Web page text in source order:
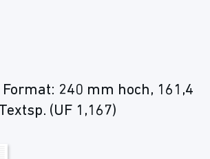
240 mm hoch, 161,4
(UF 1,167)